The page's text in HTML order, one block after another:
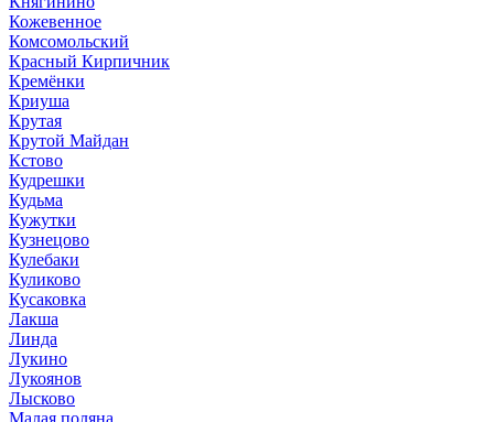
Кожевенное
Комсомольский
Красный Кирпичник
Кремёнки
Криуша
Крутая
Крутой Майдан
Кстово
Кудрешки
Кудьма
Кужутки
Кузнецово
Кулебаки
Куликово
Кусаковка
Лакша
Линда
Лукино
Лукоянов
Лысково
Малая поляна